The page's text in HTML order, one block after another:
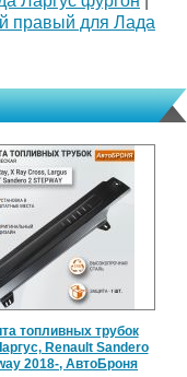
правый для Лада
топливных трубок
Renault Sandero
2018-, АвтоБроня